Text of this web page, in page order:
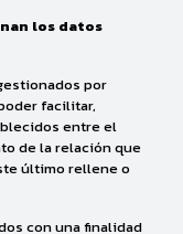
los datos
por
facilitar,
entre el
de la relación que
último rellene o
con una finalidad